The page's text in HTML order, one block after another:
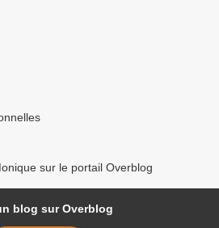
sur le portail Overblog
blog sur Overblog